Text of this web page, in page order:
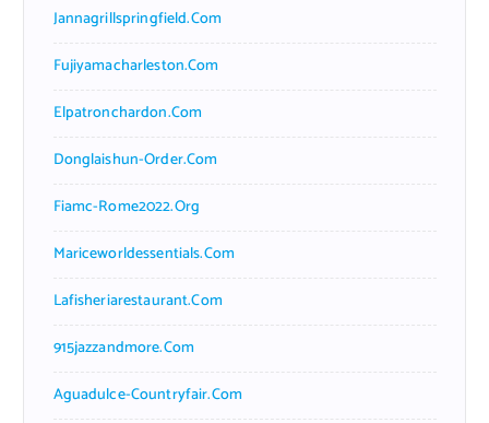
Jannagrillspringfield.com
Fujiyamacharleston.com
Elpatronchardon.com
Donglaishun-Order.com
Fiamc-Rome2022.org
Mariceworldessentials.com
Lafisheriarestaurant.com
915jazzandmore.com
Aguadulce-Countryfair.com